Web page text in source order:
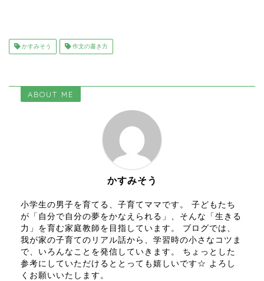
かすみそう 作文の書き方
ABOUT ME
かすみそう
小学生の男子を育てる、子育てママです。 子どもたち
が「自分で自分の夢をかなえられる」、そんな「生きる
力」を育む家庭教師を目指しています。 ブログでは、
我が家の子育てのリアル話から、学習時の小さなコツま
で、いろんなことを発信していきます。 ちょっとした
参考にしていただけるととっても嬉しいです☆ よろし
くお願いいたします。